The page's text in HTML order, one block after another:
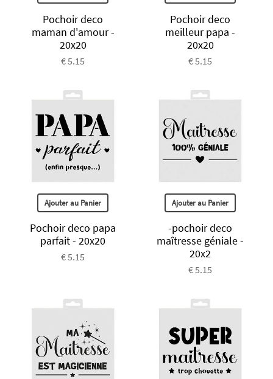
Pochoir deco
maman d'amour -
20x20
€ 5.15
Pochoir deco
meilleur papa -
20x20
€ 5.15
Ajouter au Panier
Pochoir deco papa
parfait - 20x20
€ 5.15
Ajouter au Panier
-pochoir deco
maîtresse géniale -
20x2
€ 5.15